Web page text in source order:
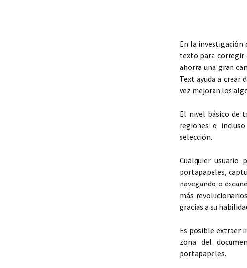
En la investigación
texto para
ahorra una gran
Text ayuda a crear
vez mejoran los
El nivel básico de
regiones o
selección.
Cualquier usuario
portapapeles,
navegando o
más
gracias a su
Es posible extraer
zona del
portapapeles.